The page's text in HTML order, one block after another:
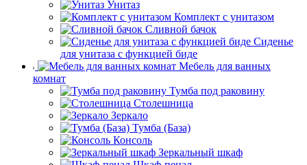
Унитаз
Комплект с унитазом
Сливной бачок
Сиденье
для унитаза с функцией биде
Мебель для ванных
комнат
Тумба под раковину
Столешница
Зеркало
Тумба (База)
Консоль
Зеркальный шкаф